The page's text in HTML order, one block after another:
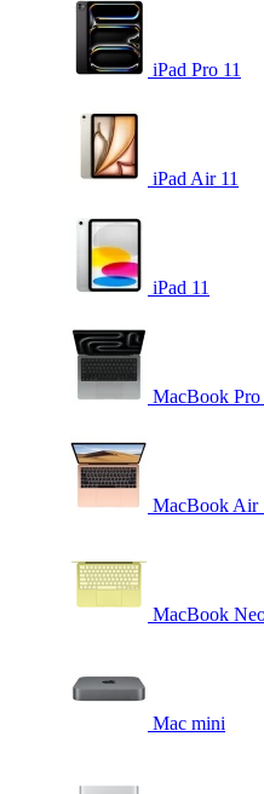
iPad Pro 11
iPad Air 11
iPad 11
MacBook Pro
MacBook Air
MacBook
Mac mini